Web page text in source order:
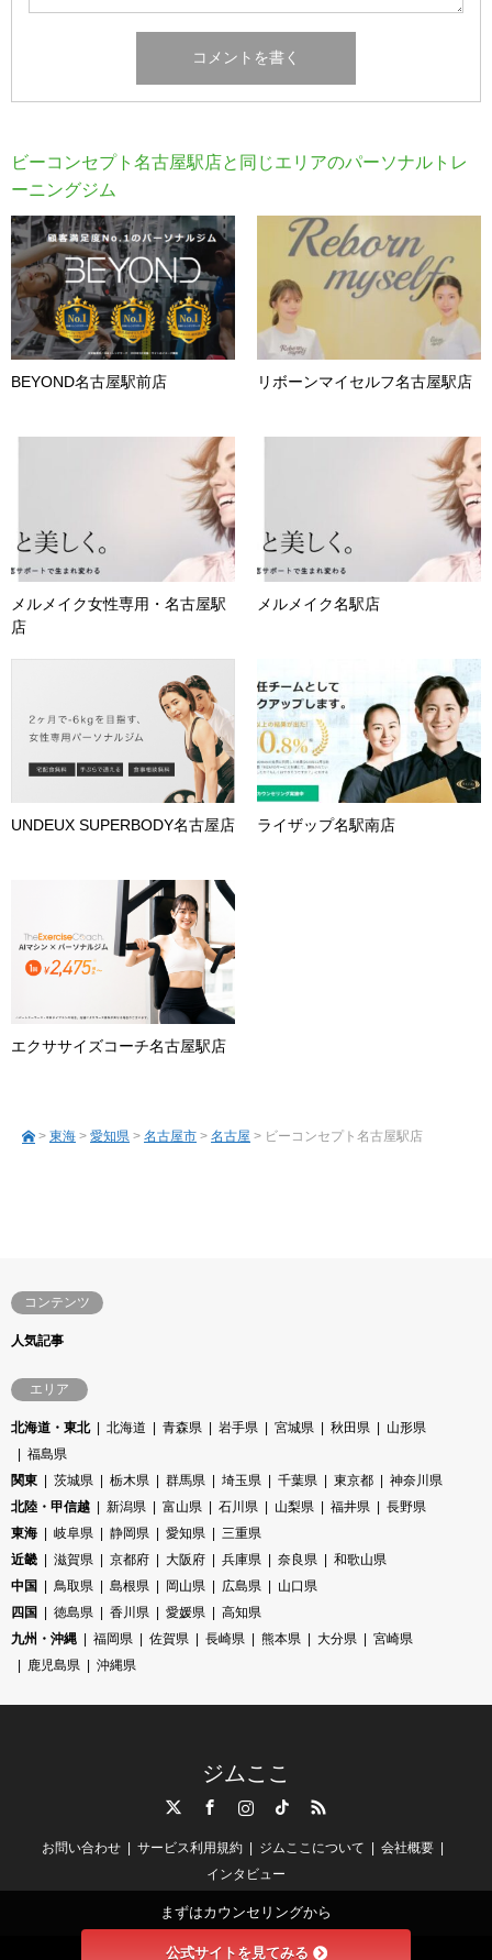
ビーコンセプト名古屋駅店と同じエリアのパーソナルトレ
ーニングジム
BEYOND名古屋駅前店 リボーンマイセルフ名古屋駅店
メルメイク女性専用・名古屋駅
店
メルメイク名駅店
UNDEUX SUPERBODY名古屋店 ライザップ名駅南店
エクササイズコーチ名古屋駅店
> 東海 > 愛知県 > 名古屋市 > 名古屋 > ビーコンセプト名古屋駅店
コンテンツ
人気記事
エリア
北海道・東北 北海道 青森県 岩手県 宮城県 秋田県
山形県
福島県
関東
茨城県 栃木県 群馬県 埼玉県 千葉県 東京都
神奈川県
北陸・甲信越
新潟県 富山県 石川県 山梨県 福井県
長野県
東海
岐阜県 静岡県 愛知県
三重県
近畿
滋賀県 京都府 大阪府 兵庫県 奈良県
和歌山県
中国
鳥取県 島根県 岡山県 広島県
山口県
四国
徳島県 香川県 愛媛県
高知県
九州・沖縄
福岡県 佐賀県 長崎県 熊本県 大分県
宮崎県
鹿児島県
沖縄県
ジムここ
TikTok RSS
お問い合わせ サービス利用規約 ジムここについて
会社概要
インタビュー
まずはカウンセリングから
公式サイトを見てみる